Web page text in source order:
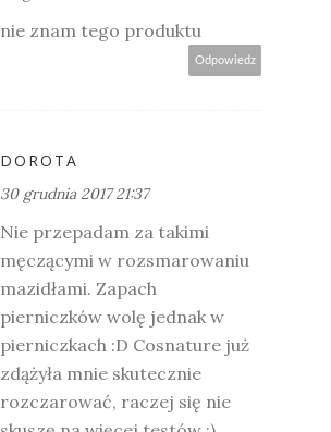
nie znam tego produktu
Odpowiedz
DOROTA
30 grudnia 2017 21:37
Nie przepadam za takimi
męczącymi w rozsmarowaniu
mazidłami. Zapach
pierniczków wolę jednak w
pierniczkach :D Cosnature już
zdążyła mnie skutecznie
rozczarować, raczej się nie